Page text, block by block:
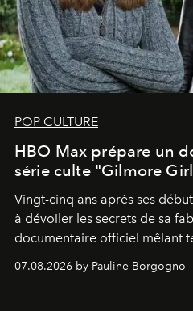
POP CULTURE
HBO Max prépare un
série culte "Gilmore
Vingt-cinq ans après ses
à dévoiler les secrets de sa
documentaire officiel mêlant
générationnel.
07.08.2026 by Pauline Borgogno